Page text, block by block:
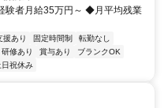
給35万円～ ◆月平均残業
援あり 固定時間制
転勤なし
研修あり 賞与あり
ブランクOK
日祝休み